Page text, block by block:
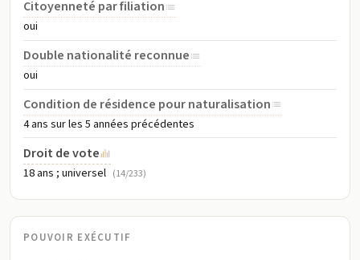
Citoyenneté par filiation
oui
Double nationalité reconnue
oui
Condition de résidence pour naturalisation
4 ans sur les 5 années précédentes
Droit de vote
18 ans ; universel (14/233)
POUVOIR EXÉCUTIF